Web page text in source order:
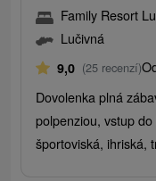
Family Resort
Lučivná
9,0 (25 recenzí)
Dovolenka plná
polpenziou, vstup
športoviská, ihriská,